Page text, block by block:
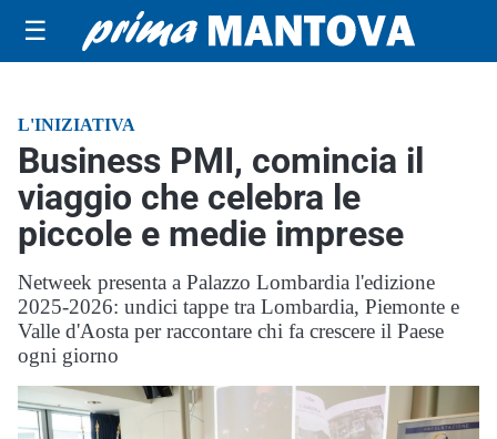
☰
L'INIZIATIVA
Business PMI, comincia il
viaggio che celebra le
piccole e medie imprese
Netweek presenta a Palazzo Lombardia l'edizione
2025-2026: undici tappe tra Lombardia, Piemonte e
Valle d'Aosta per raccontare chi fa crescere il Paese
ogni giorno